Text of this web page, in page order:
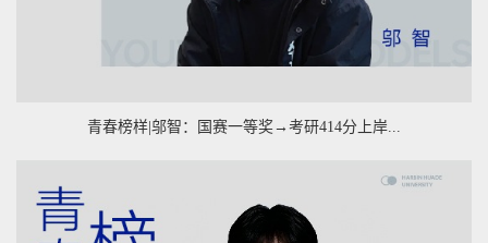
青春榜样|邬智：国赛一等奖→考研414分上岸...